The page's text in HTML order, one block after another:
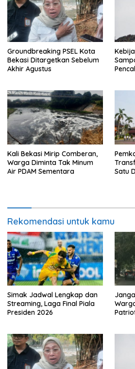
Groundbreaking PSEL Kota
Bekasi Ditargetkan Sebelum
Akhir Agustus
Kali Bekasi Mirip Comberan,
Warga Diminta Tak Minum
Air PDAM Sementara
Satu
Rekomendasi untuk kamu
Simak Jadwal Lengkap dan
Streaming, Laga Final Piala
Presiden 2026